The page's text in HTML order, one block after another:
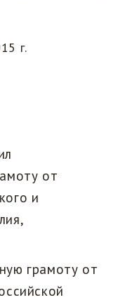
г.
от
и
грамоту от